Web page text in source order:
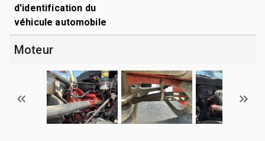
d'identification du
véhicule automobile
Moteur